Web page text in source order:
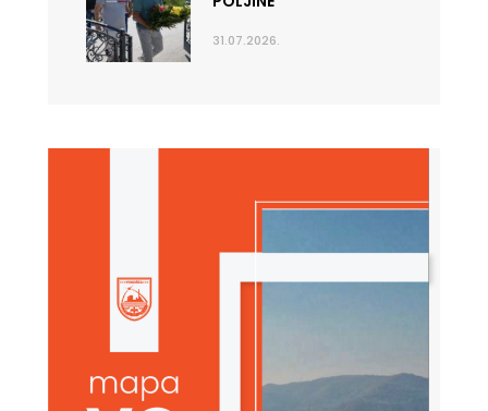
31.07.2026.